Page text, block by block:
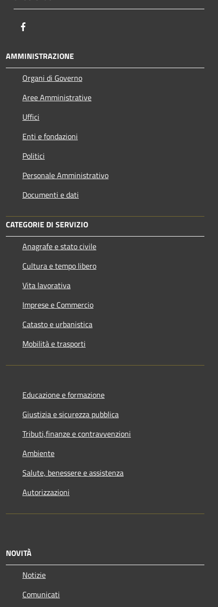
AMMINISTRAZIONE
Organi di Governo
Aree Amministrative
Uffici
Enti e fondazioni
Politici
Personale Amministrativo
Documenti e dati
CATEGORIE DI SERVIZIO
Anagrafe e stato civile
Cultura e tempo libero
Vita lavorativa
Imprese e Commercio
Catasto e urbanistica
Mobilità e trasporti
Educazione e formazione
Giustizia e sicurezza pubblica
Tributi,finanze e contravvenzioni
Ambiente
Salute, benessere e assistenza
Autorizzazioni
NOVITÀ
Notizie
Comunicati